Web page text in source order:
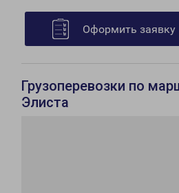
Оформить заявку
Грузоперевозки по
Элиста